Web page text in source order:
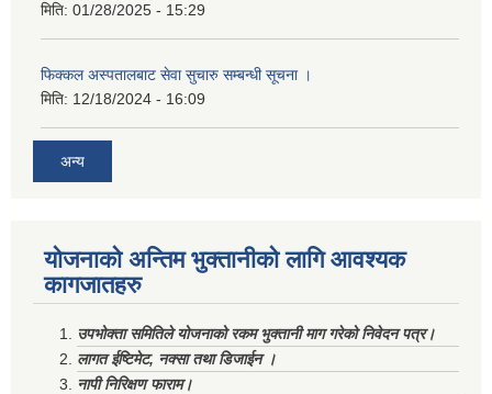
मिति: 01/28/2025 - 15:29
फिक्कल अस्पतालबाट सेवा सुचारु सम्बन्धी सूचना ।
मिति: 12/18/2024 - 16:09
अन्य
योजनाको अन्तिम भुक्तानीको लागि आवश्यक
कागजातहरु
उपभोक्ता समितिले योजनाको रकम भुक्तानी माग गरेको निवेदन पत्र।
लागत ईष्टिमेट, नक्सा तथा डिजाईन ।
नापी निरिक्षण फाराम।